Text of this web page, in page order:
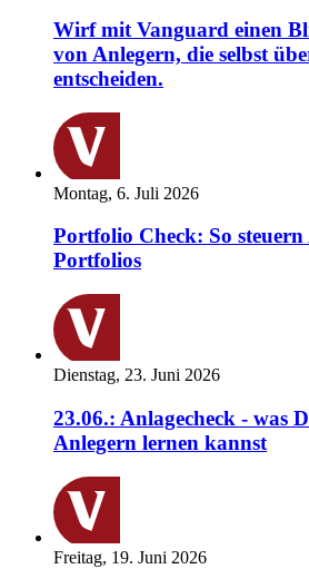
Wirf mit Vanguard einen
von Anlegern, die selbst
entscheiden.
Montag, 6. Juli 2026
Portfolio Check: So
Portfolios
Dienstag, 23. Juni 2026
23.06.: Anlagecheck - was
Anlegern lernen kannst
Freitag, 19. Juni 2026